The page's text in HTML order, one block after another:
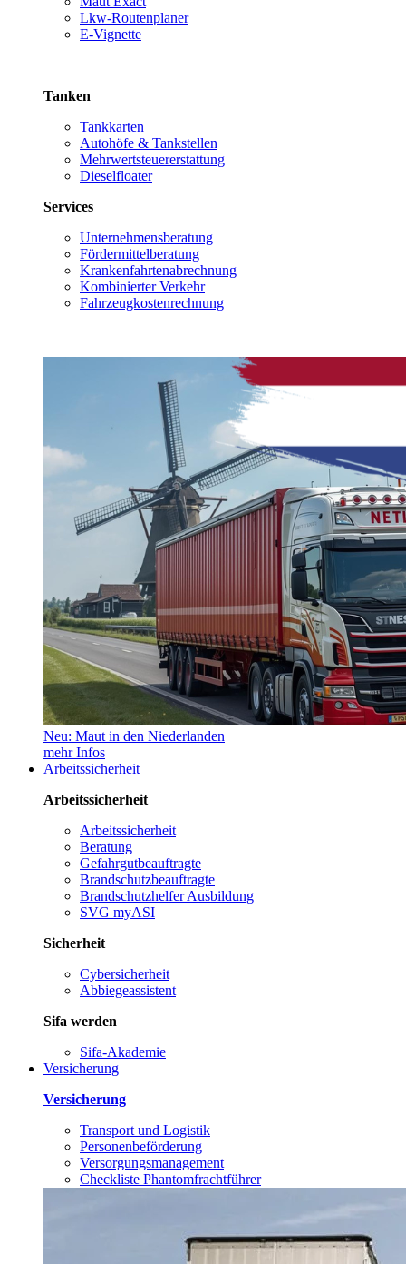
Lkw-Routenplaner
E-Vignette
Tanken
Tankkarten
Autohöfe & Tankstellen
Mehrwertsteuererstattung
Dieselfloater
Services
Unternehmensberatung
Fördermittelberatung
Krankenfahrtenabrechnung
Kombinierter Verkehr
Fahrzeugkostenrechnung
Neu: Maut in den Niederlanden
mehr Infos
Arbeitssicherheit
Arbeitssicherheit
Arbeitssicherheit
Beratung
Gefahrgutbeauftragte
Brandschutzbeauftragte
Brandschutzhelfer Ausbildung
SVG myASI
Sicherheit
Cybersicherheit
Abbiegeassistent
Sifa werden
Sifa-Akademie
Versicherung
Versicherung
Transport und Logistik
Personenbeförderung
Versorgungsmanagement
Checkliste Phantomfrachtführer